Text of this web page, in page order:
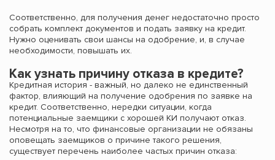
Соответственно, для получения денег недостаточно просто
собрать комплект документов и подать заявку на кредит.
Нужно оценивать свои шансы на одобрение, и, в случае
необходимости, повышать их.
Как узнать причину отказа в кредите?
Кредитная история - важный, но далеко не единственный
фактор, влияющий на получение одобрения по заявке на
кредит. Соответственно, нередки ситуации, когда
потенциальные заемщики с хорошей КИ получают отказ.
Несмотря на то, что финансовые организации не обязаны
оповещать заемщиков о причине такого решения,
существует перечень наиболее частых причин отказа: